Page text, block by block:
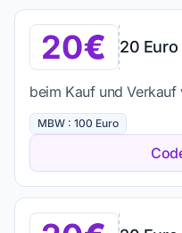
20 20 Euro
beim Kauf und
MBW : 100 Euro